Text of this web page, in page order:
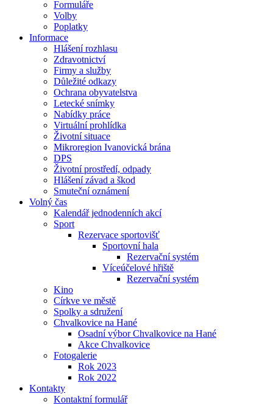
Formuláře
Volby
Poplatky
Informace
Hlášení rozhlasu
Zdravotnictví
Firmy a služby
Důležité odkazy
Ochrana obyvatelstva
Letecké snímky
Nabídky práce
Virtuální prohlídka
Životní situace
Mikroregion Ivanovická brána
DPS
Životní prostředí, odpady
Hlášení závad a škod
Smuteční oznámení
Volný čas
Kalendář jednodenních akcí
Sport
Rezervace sportovišť
Sportovní hala
Rezervační systém
Víceúčelové hřiště
Rezervační systém
Kino
Církve ve městě
Spolky a sdružení
Chvalkovice na Hané
Osadní výbor Chvalkovice na Hané
Akce Chvalkovice
Fotogalerie
Rok 2023
Rok 2022
Kontakty
Kontaktní formulář